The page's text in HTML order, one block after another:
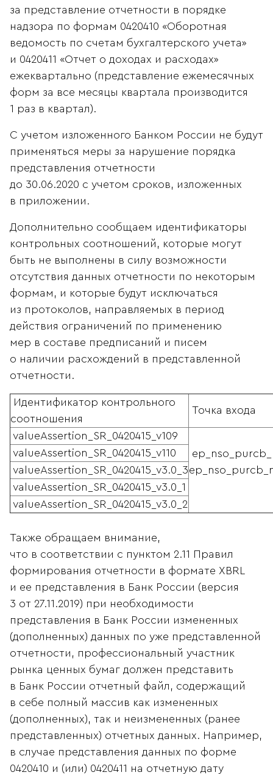
за представление отчетности в порядке
надзора по формам 0420410 «Оборотная
ведомость по счетам бухгалтерского учета»
и 0420411 «Отчет о доходах и расходах»
ежеквартально (представление ежемесячных
форм за все месяцы квартала производится
1 раз в квартал).
С учетом изложенного Банком России не будут
применяться меры за нарушение порядка
представления отчетности
до 30.06.2020 с учетом сроков, изложенных
в приложении.
Дополнительно сообщаем идентификаторы
контрольных соотношений, которые могут
быть не выполнены в силу возможности
отсутствия данных отчетности по некоторым
формам, и которые будут исключаться
из протоколов, направляемых в период
действия ограничений по применению
мер в составе предписаний и писем
о наличии расхождений в представленной
отчетности.
Идентификатор контрольного
соотношения
Точка входа
valueAssertion_SR_0420415_v109
valueAssertion_SR_0420415_v110
valueAssertion_SR_0420415_v3.0_3
valueAssertion_SR_0420415_v3.0_1
valueAssertion_SR_0420415_v3.0_2
Также обращаем внимание,
что в соответствии с пунктом 2.11 Правил
формирования отчетности в формате XBRL
и ее представления в Банк России (версия
3 от 27.11.2019) при необходимости
представления в Банк России измененных
(дополненных) данных по уже представленной
отчетности, профессиональный участник
рынка ценных бумаг должен представить
в Банк России отчетный файл, содержащий
в себе полный массив как измененных
(дополненных), так и неизмененных (ранее
представленных) отчетных данных. Например,
в случае представления данных по форме
0420410 и (или) 0420411 на отчетную дату